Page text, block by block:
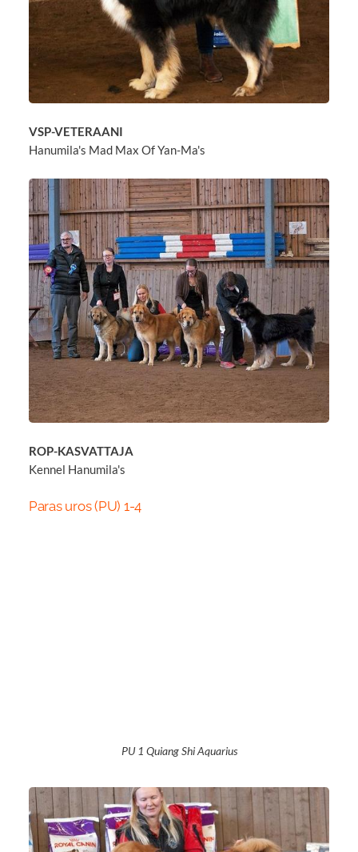
VSP-VETERAANI
Hanumila's Mad Max Of Yan-Ma's
ROP-KASVATTAJA
Kennel Hanumila's
Paras uros (PU) 1-4
PU 1 Quiang Shi Aquarius